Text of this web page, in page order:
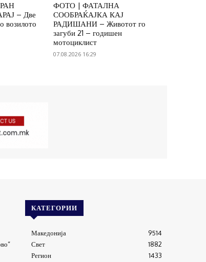
– Две
возилото
ФОТО | ФАТАЛНА
СООБРАЌАЈКА КАЈ
РАДИШАНИ – Животот го
загуби 21 – годишен
мотоциклист
07.08.2026 16:29
КАТЕГОРИИ
Македонија
9514
Свет
1882
Регион
1433